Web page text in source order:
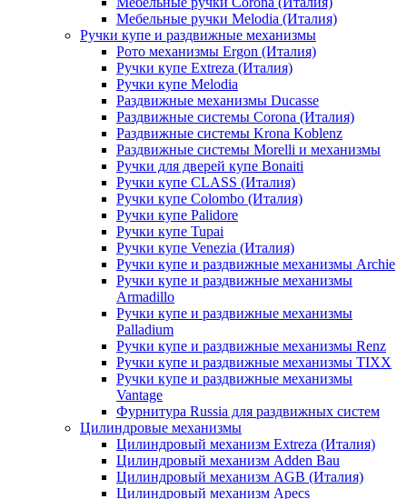
Мебельные ручки Melodia (Италия)
Ручки купе и раздвижные механизмы
Рото механизмы Ergon (Италия)
Ручки купе Extreza (Италия)
Ручки купе Melodia
Раздвижные механизмы Ducasse
Раздвижные системы Corona (Италия)
Раздвижные системы Krona Koblenz
Раздвижные системы Morelli и механизмы
Ручки для дверей купе Bonaiti
Ручки купе CLASS (Италия)
Ручки купе Colombo (Италия)
Ручки купе Palidore
Ручки купе Tupai
Ручки купе Venezia (Италия)
Ручки купе и раздвижные механизмы Archie
Ручки купе и раздвижные механизмы
Armadillo
Ручки купе и раздвижные механизмы
Palladium
Ручки купе и раздвижные механизмы Renz
Ручки купе и раздвижные механизмы TIXX
Ручки купе и раздвижные механизмы
Vantage
Фурнитура Russia для раздвижных систем
Цилиндровые механизмы
Цилиндровый механизм Extreza (Италия)
Цилиндровый механизм Adden Bau
Цилиндровый механизм AGB (Италия)
Цилиндровый механизм Apecs